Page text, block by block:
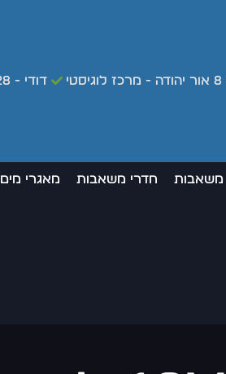
דודי - 050-420-2528 - מקרי חירום בלבד
משאבות חדרי משאבות מאגרי מים